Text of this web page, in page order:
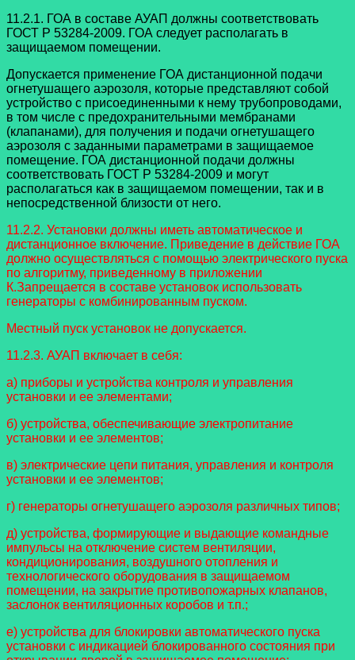
11.2.1. ГОА в составе АУАП должны соответствовать
ГОСТ Р 53284-2009. ГОА следует располагать в
защищаемом помещении.
Допускается применение ГОА дистанционной подачи
огнетушащего аэрозоля, которые представляют собой
устройство с присоединенными к нему трубопроводами,
в том числе с предохранительными мембранами
(клапанами), для получения и подачи огнетушащего
аэрозоля с заданными параметрами в защищаемое
помещение. ГОА дистанционной подачи должны
соответствовать ГОСТ Р 53284-2009 и могут
располагаться как в защищаемом помещении, так и в
непосредственной близости от него.
11.2.2. Установки должны иметь автоматическое и
дистанционное включение. Приведение в действие ГОА
должно осуществляться с помощью электрического пуска
по алгоритму, приведенному в приложении
К.Запрещается в составе установок использовать
генераторы с комбинированным пуском.
Местный пуск установок не допускается.
11.2.3. АУАП включает в себя:
а) приборы и устройства контроля и управления
установки и ее элементами;
б) устройства, обеспечивающие электропитание
установки и ее элементов;
в) электрические цепи питания, управления и контроля
установки и ее элементов;
г) генераторы огнетушащего аэрозоля различных типов;
д) устройства, формирующие и выдающие командные
импульсы на отключение систем вентиляции,
кондиционирования, воздушного отопления и
технологического оборудования в защищаемом
помещении, на закрытие противопожарных клапанов,
заслонок вентиляционных коробов и т.п.;
е) устройства для блокировки автоматического пуска
установки с индикацией блокированного состояния при